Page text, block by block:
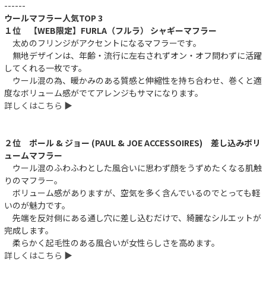
------
ウールマフラー人気TOP 3
１位 【WEB限定】FURLA（フルラ） シャギーマフラー
太めのフリンジがアクセントになるマフラーです。
無地デザインは、年齢・流行に左右されずオン・オフ問わずに活躍
してくれる一枚です。
ウール混の為、暖かみのある質感と伸縮性を持ち合わせ、巻くと適
度なボリューム感がでてアレンジもサマになります。
詳しくはこちら ▶︎
２位 ポール & ジョー (PAUL & JOE ACCESSOIRES) 差し込みボリ
ュームマフラー
ウール混のふわふわとした風合いに思わず顔をうずめたくなる肌触
りのマフラー。
ボリューム感がありますが、空気を多く含んでいるのでとっても軽
いのが魅力です。
先端を反対側にある通し穴に差し込むだけで、綺麗なシルエットが
完成します。
柔らかく起毛性のある風合いが女性らしさを高めます。
詳しくはこちら ▶︎